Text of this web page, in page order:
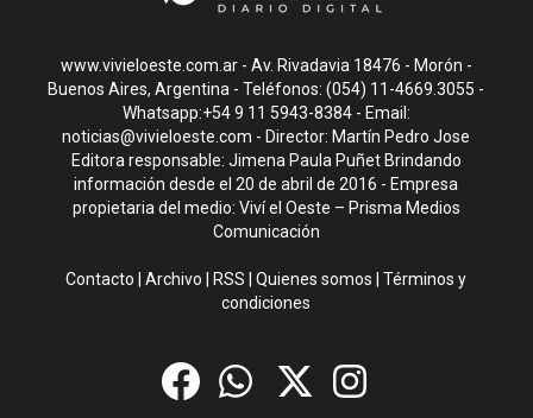
www.vivieloeste.com.ar - Av. Rivadavia 18476 - Morón -
Buenos Aires, Argentina - Teléfonos: (054) 11-4669.3055 -
Whatsapp:+54 9 11 5943-8384 - Email:
noticias@vivieloeste.com - Director: Martín Pedro Jose
Editora responsable: Jimena Paula Puñet Brindando
información desde el 20 de abril de 2016 - Empresa
propietaria del medio: Viví el Oeste – Prisma Medios
Comunicación
Contacto |Archivo RSS |Quienes somos |Términos y
condiciones